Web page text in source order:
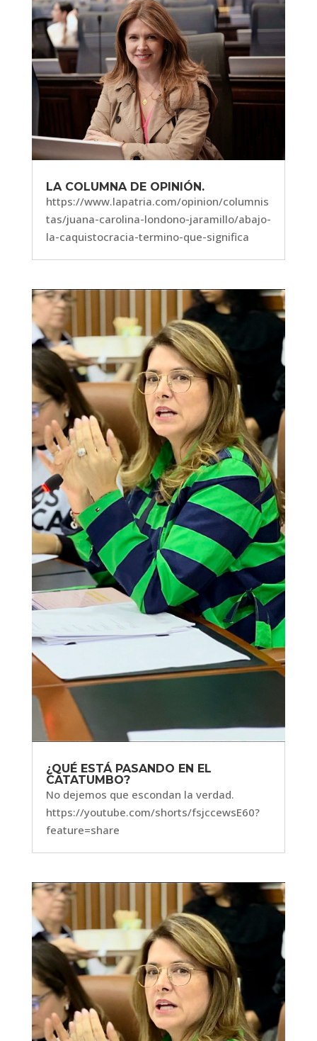
LA COLUMNA DE OPINIÓN.
https://www.lapatria.com/opinion/columnis
tas/juana-carolina-londono-jaramillo/abajo-
la-caquistocracia-termino-que-significa
¿QUÉ ESTÁ PASANDO EN EL
CATATUMBO?
No dejemos que escondan la verdad.
https://youtube.com/shorts/fsjccewsE60?
feature=share